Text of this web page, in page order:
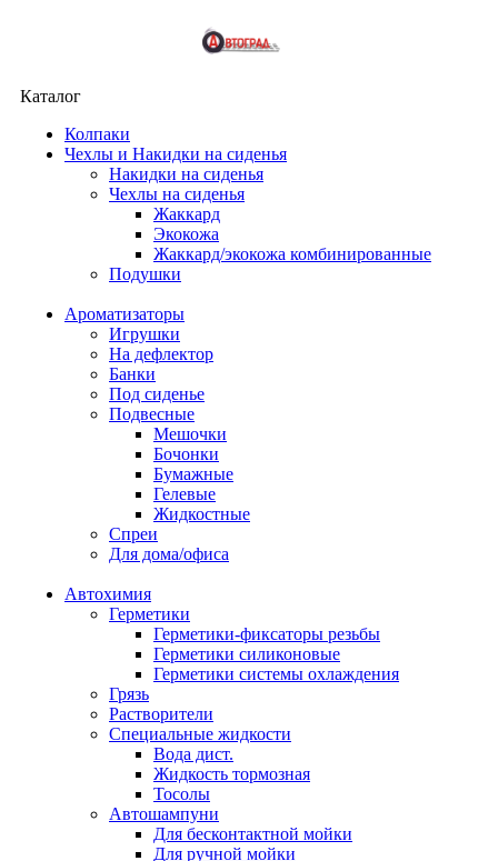
Каталог
Колпаки
Чехлы и Накидки на сиденья
Накидки на сиденья
Чехлы на сиденья
Жаккард
Экокожа
Жаккард/экокожа комбинированные
Подушки
Ароматизаторы
Игрушки
На дефлектор
Банки
Под сиденье
Подвесные
Мешочки
Бочонки
Бумажные
Гелевые
Жидкостные
Спреи
Для дома/офиса
Автохимия
Герметики
Герметики-фиксаторы резьбы
Герметики силиконовые
Герметики системы охлаждения
Грязь
Растворители
Специальные жидкости
Вода дист.
Жидкость тормозная
Тосолы
Автошампуни
Для бесконтактной мойки
Для ручной мойки